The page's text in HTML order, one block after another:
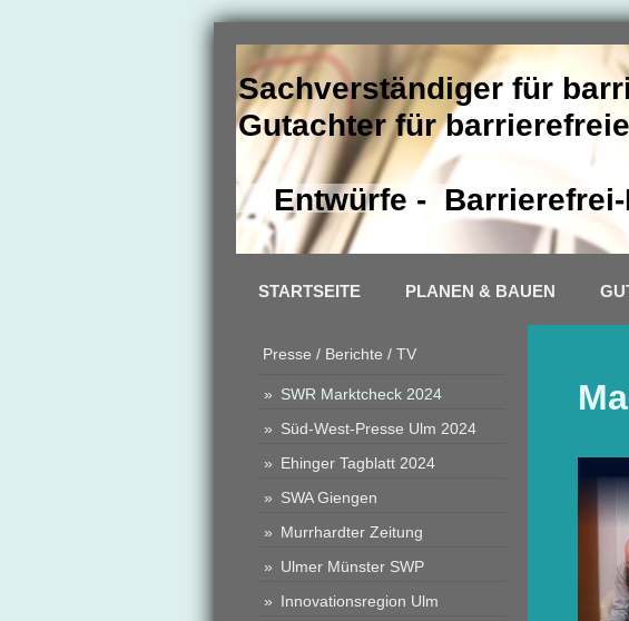
Sachverständiger für
Gutachter für
Entwürfe - Barrierefrei-
STARTSEITE PLANEN & BAUEN
Presse / Berichte / TV
SWR Marktcheck 2024
Süd-West-Presse Ulm 2024
Ehinger Tagblatt 2024
SWA Giengen
Murrhardter Zeitung
Ulmer Münster SWP
Innovationsregion Ulm